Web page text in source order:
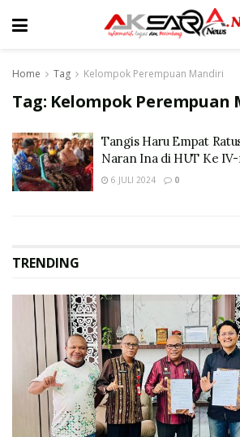
Home Tag Kelompok Perempuan Mandiri
Tag: Kelompok Perempuan
Tangis Haru Empat
Naran Ina di HUT Ke
6 JULI 2024 0
TRENDING